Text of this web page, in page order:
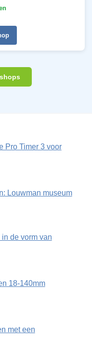
Pro Timer 3 voor
Louwman museum
de vorm van
18-140mm
met een